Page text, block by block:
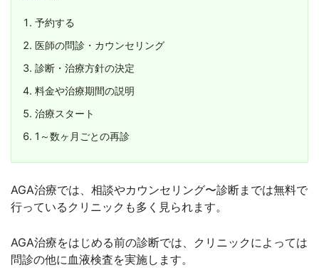
予約する
医師の問診・カウンセリング
診断・治療方針の決定
料金や治療期間の説明
治療スタート
1～数ヶ月ごとの再診
AGA治療では、相談やカウンセリング〜診断までは無料で
行っているクリニックも多く見られます。
AGA治療をはじめる前の診断では、クリニックによっては
問診の他に血液検査を実施します。